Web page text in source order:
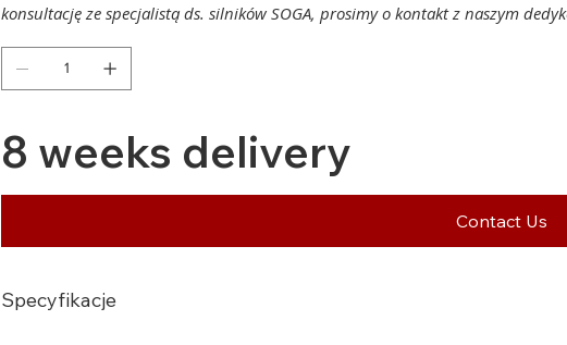
konsultację ze specjalistą ds. silników SOGA, prosimy o kontakt z naszym
8 weeks delivery
Contact Us
Specyfikacje